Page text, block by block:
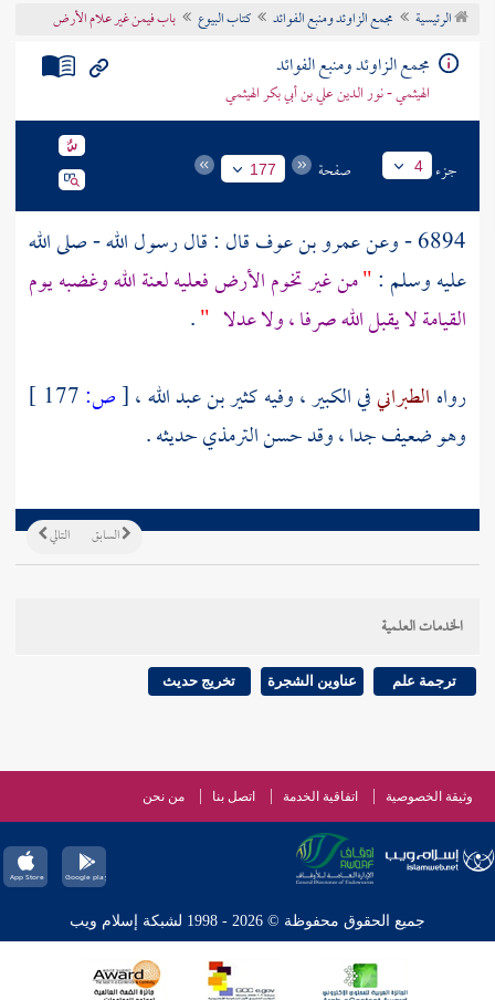
تراجم الأعلام
الرئيسية مجمع الزاوئد ومنبع الفوائد كتاب البيوع باب فيمن غير علام الأرض
مجمع الزاوئد ومنبع الفوائد
الهيثمي - نور الدين علي بن أبي بكر الهيثمي
جزء 4 صفحة 177
6894 - وعن عمرو بن عوفقال : قال رسول الله - صلى الله
عليه وسلم :"من غير تخوم الأرض فعليه لعنة الله وغضبه يوم
القيامة لا يقبل الله صرفا ، ولا عدلا "
.
رواه الطبرانيفي الكبير ، وفيهكثير بن عبد الله،[ص:
وهو ضعيف جدا ، وقد حسنالترمذيحديثه .
التالي السابق
الخدمات العلمية
ترجمة علم عناوين الشجرة تخريج حديث
وثيقة الخصوصية اتفاقية الخدمة اتصل بنا من نحن
جميع الحقوق محفوظة © 2026 - 1998 لشبكة إسلام ويب